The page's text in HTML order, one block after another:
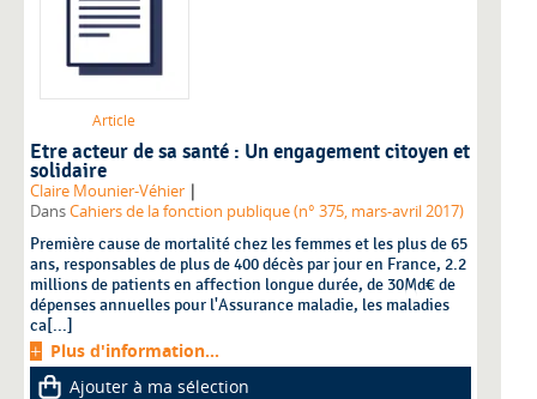
Article
Etre acteur de sa santé : Un engagement citoyen et
solidaire
Claire Mounier-Véhier |
DansCahiers de la fonction publique (n° 375, mars-avril 2017)
Première cause de mortalité chez les femmes et les plus de 65
ans, responsables de plus de 400 décès par jour en France, 2.2
millions de patients en affection longue durée, de 30Md€ de
dépenses annuelles pour l'Assurance maladie, les maladies
ca[...]
Plus d'information...
Ajouter à ma sélection